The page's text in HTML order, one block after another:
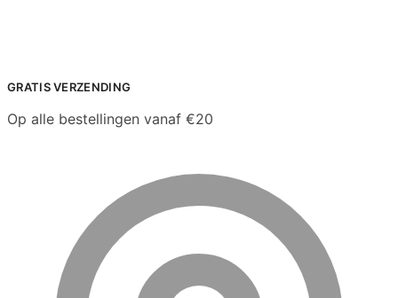
GRATIS VERZENDING
Op alle bestellingen vanaf €20